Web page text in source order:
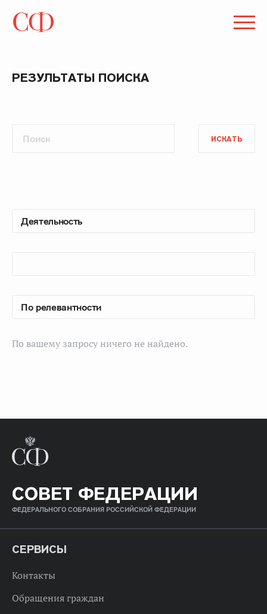
РЕЗУЛЬТАТЫ ПОИСКА
ИСКАТЬ
По вашему запросу ничего не найдено.
СОВЕТ ФЕДЕРАЦИИ
ФЕДЕРАЛЬНОГО СОБРАНИЯ РОССИЙСКОЙ ФЕДЕРАЦИИ
СЕРВИСЫ
Контакты
Обращения граждан